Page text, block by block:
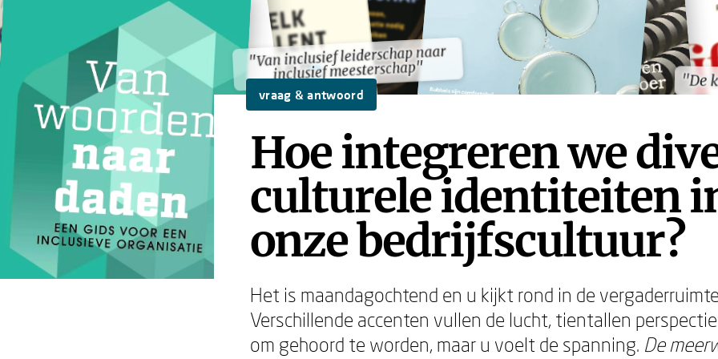
"Van inclusief leiderschap naar
inclusief meesterschap" "De
"Van inclusief leiderschap naar
inclusief meesterschap" "De
vraag & antwoord
Hoe integreren we
culturele identiteiten
onze bedrijfscultuur?
Het is maandagochtend en u kijkt rond in de
Verschillende accenten vullen de lucht, tientallen
om gehoord te worden, maar u voelt de spanning. De